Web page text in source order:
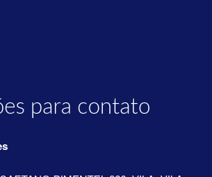
para contato